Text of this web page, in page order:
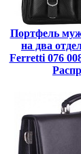
Портфель
на два
Ferretti 076